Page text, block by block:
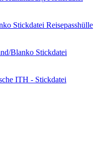
Stickdatei Reisepasshülle
Stickdatei
Stickdatei